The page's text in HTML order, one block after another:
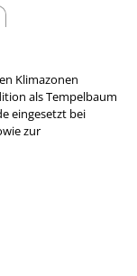
Klimazonen
als Tempelbaum
eingesetzt bei
zur